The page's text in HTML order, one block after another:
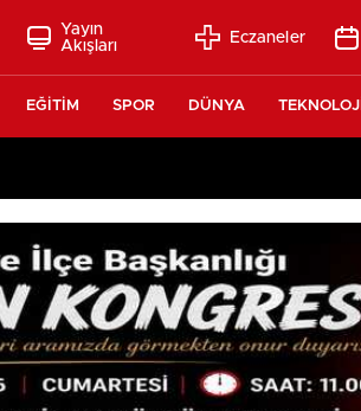
Yayın
Akışları
Eczaneler
EĞİTİM SPOR DÜNYA TEKNOLOJİ